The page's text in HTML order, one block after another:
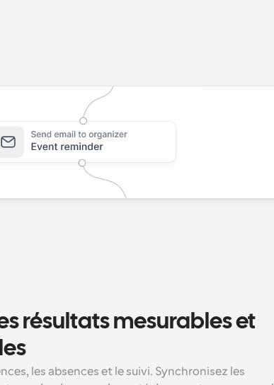
résultats mesurables et
les absences et le suivi. Synchronisez les